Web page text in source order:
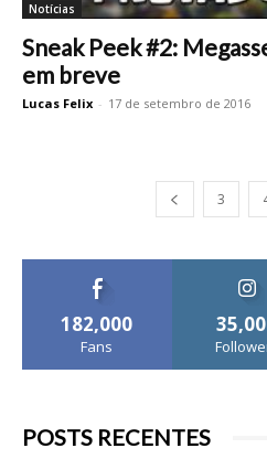
Notícias
Sneak Peek #2:
em breve
Lucas Felix - 17 de setembro de 2016
3
182,000
Fans
POSTS RECENTES